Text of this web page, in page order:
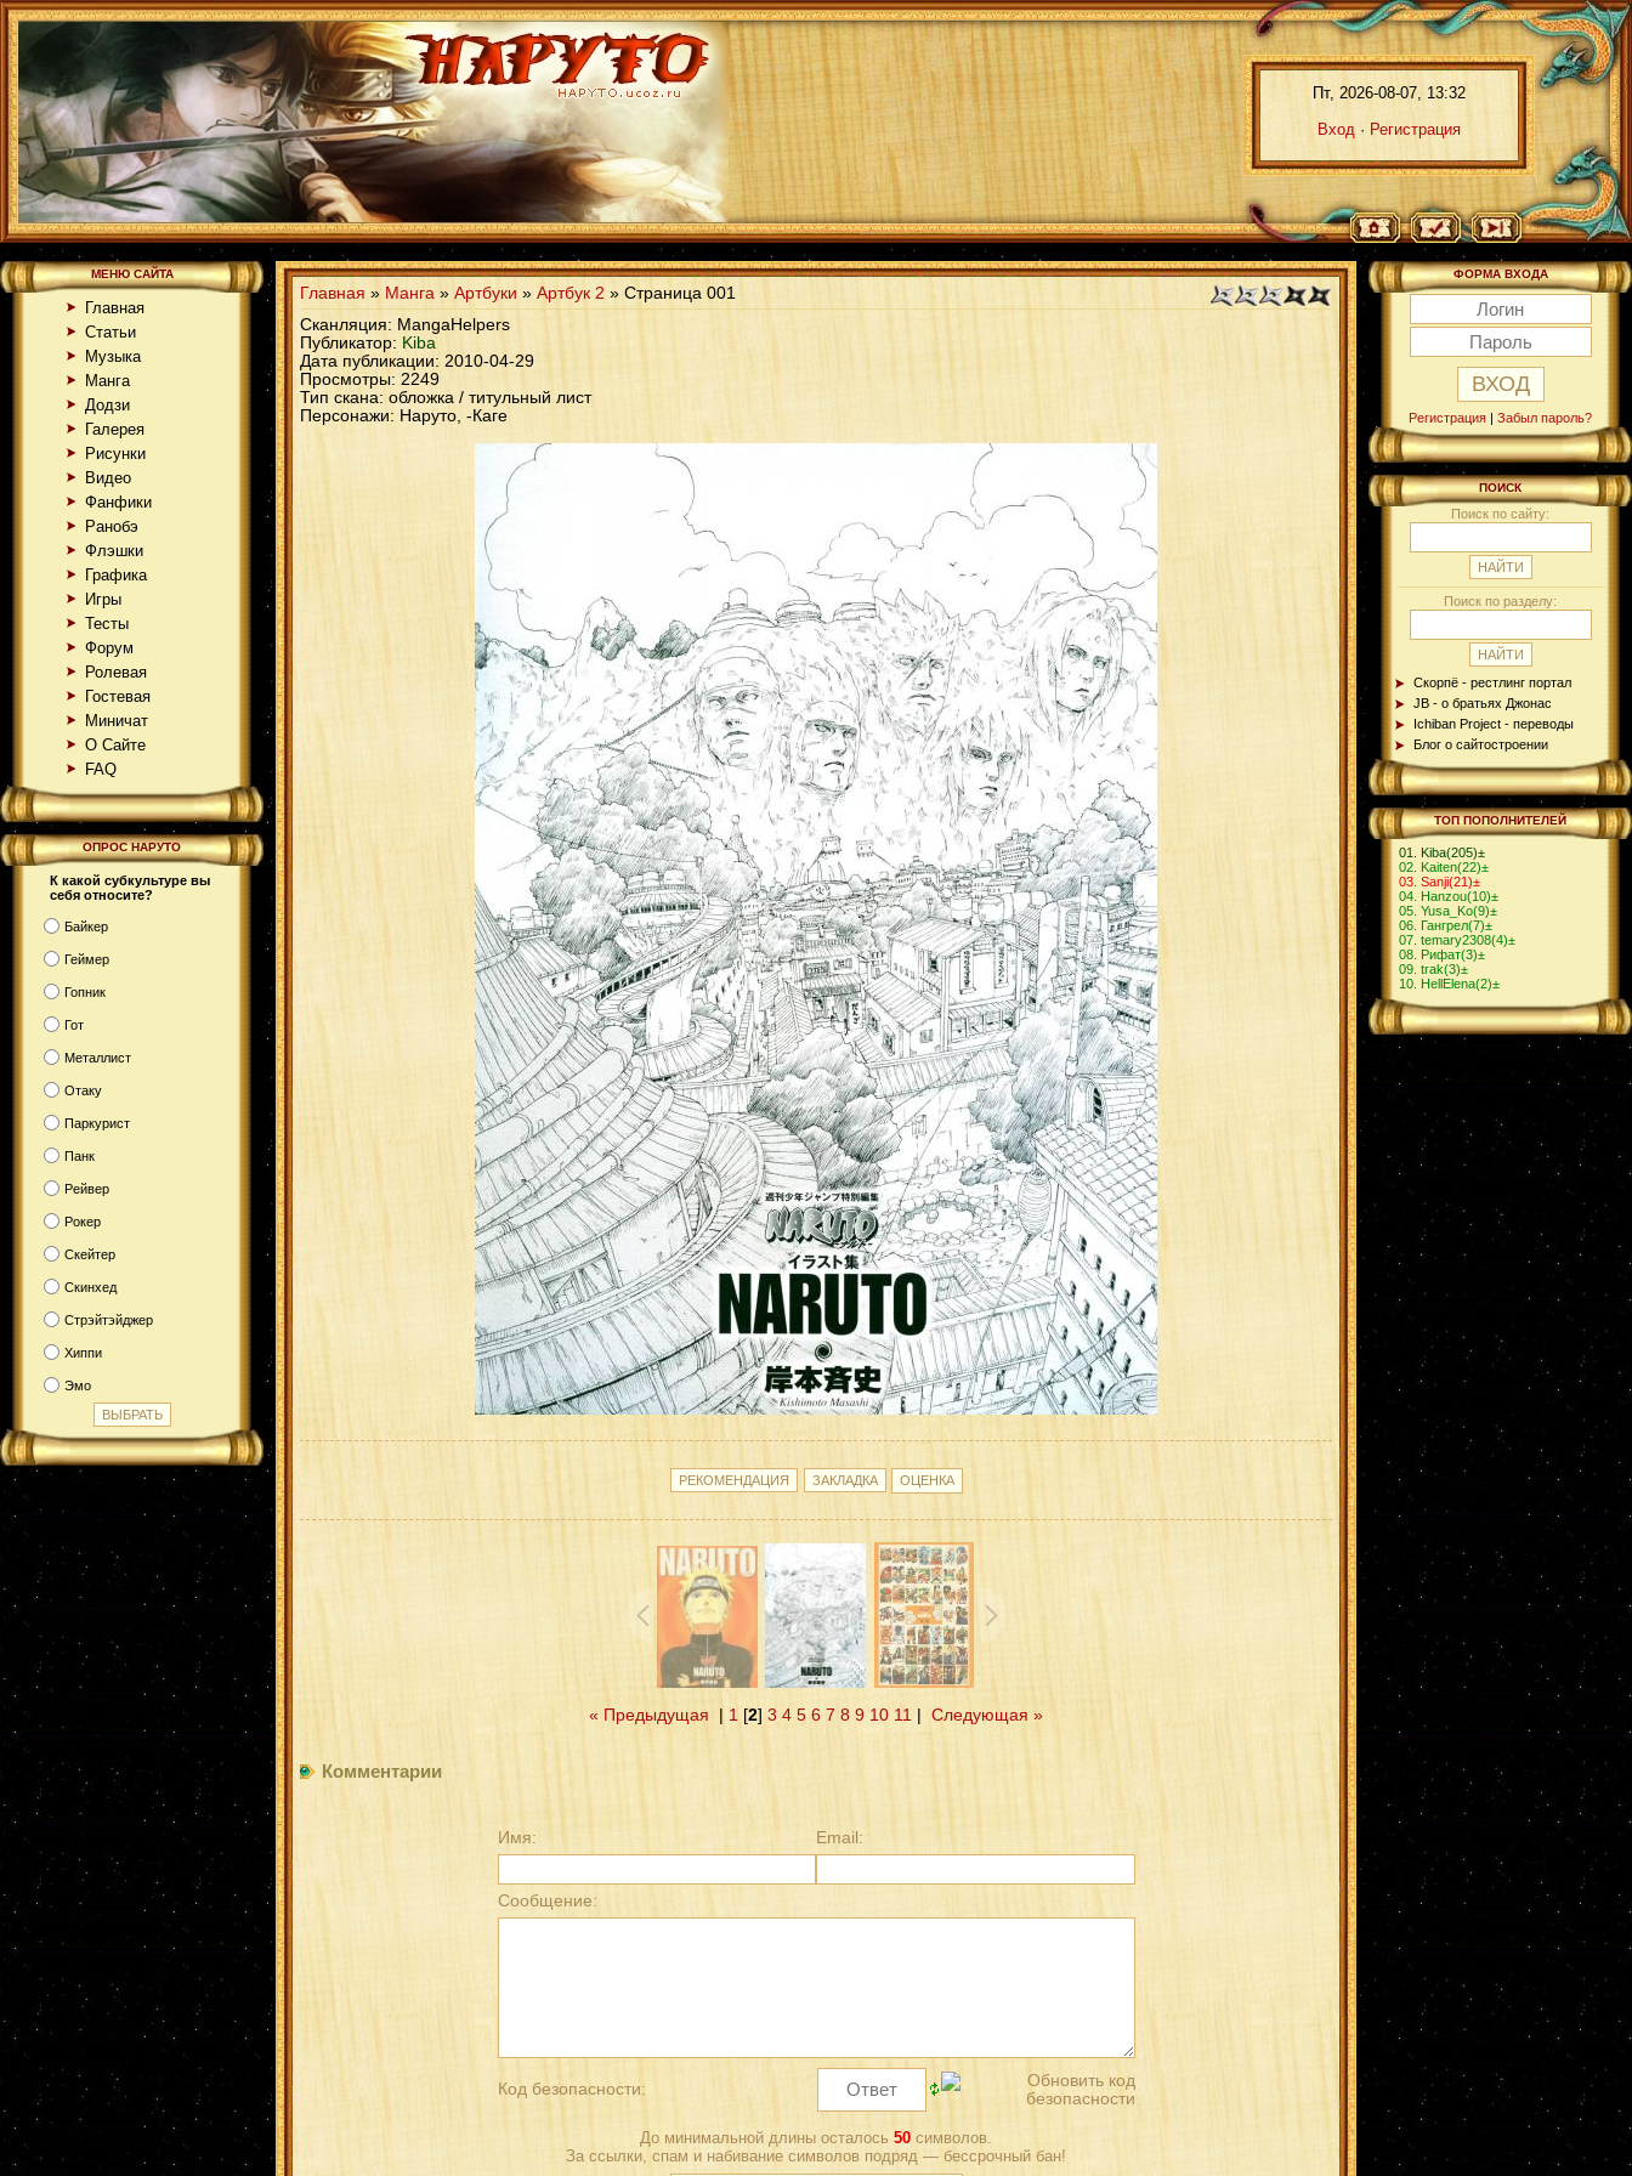
Пт, 2026-08-07, 13:32
Вход · Регистрация
МЕНЮ САЙТА
Главная
Статьи
Музыка
Манга
Додзи
Галерея
Рисунки
Видео
Фанфики
Ранобэ
Флэшки
Графика
Игры
Тесты
Форум
Ролевая
Гостевая
Миничат
О Сайте
FAQ
ОПРОС НАРУТО
К какой субкультуре вы
себя относите?
Байкер
Геймер
Гопник
Гот
Металлист
Отаку
Паркурист
Панк
Рейвер
Рокер
Скейтер
Скинхед
Стрэйтэйджер
Хиппи
Эмо
Главная » Манга » Артбуки » Артбук 2 » Страница 001
Сканляция: MangaHelpers
Публикатор: Kiba
Дата публикации: 2010-04-29
Просмотры: 2249
Тип скана: обложка / титульный лист
Персонажи: Наруто, -Каге
« Предыдущая 1 [2] 3 4 5 6 7 8 9 10 11 Следующая »
Комментарии
Имя: Email:
Сообщение:
Код безопасности:
До минимальной длины осталось 50 символов.
За ссылки, спам и набивание символов подряд — бессрочный бан!
ФОРМА ВХОДА
Регистрация | Забыл пароль?
ПОИСК
Поиск по сайту:
Поиск по разделу:
Скорпё - рестлинг портал
JB - о братьях Джонас
Ichiban Project - переводы
Блог о сайтостроении
ТОП ПОПОЛНИТЕЛЕЙ
Kiba(205)±
Kaiten(22)±
Sanji(21)±
Hanzou(10)±
Yusa_Ko(9)±
Гангрел(7)±
temary2308(4)±
Рифат(3)±
trak(3)±
HellElena(2)±